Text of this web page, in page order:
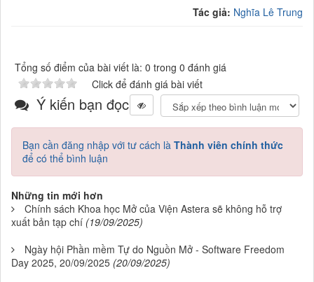
Tác giả: Nghĩa Lê Trung
Tổng số điểm của bài viết là: 0 trong 0 đánh giá
Click để đánh giá bài viết
Ý kiến bạn đọc
Bạn cần đăng nhập với tư cách là Thành viên chính thức
để có thể bình luận
Những tin mới hơn
Chính sách Khoa học Mở của Viện Astera sẽ không hỗ trợ
xuất bản tạp chí (19/09/2025)
Ngày hội Phần mềm Tự do Nguồn Mở - Software Freedom
Day 2025, 20/09/2025 (20/09/2025)